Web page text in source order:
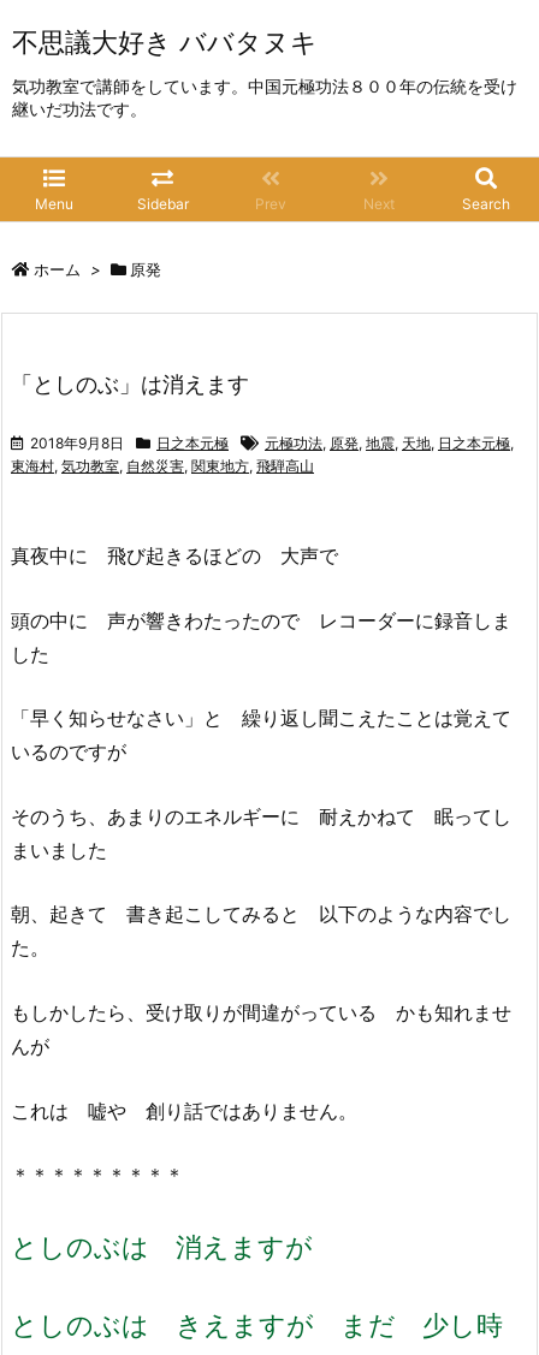
不思議大好き ババタヌキ
気功教室で講師をしています。中国元極功法８００年の伝統を受け
継いだ功法です。
Menu Sidebar Prev Next Search
ホーム > 原発
「としのぶ」は消えます
2018年9月8日 日之本元極 元極功法, 原発, 地震, 天地, 日之本元極,
東海村, 気功教室, 自然災害, 関東地方, 飛騨高山
真夜中に 飛び起きるほどの 大声で
頭の中に 声が響きわたったので レコーダーに録音しま
した
「早く知らせなさい」と 繰り返し聞こえたことは覚えて
いるのですが
そのうち、あまりのエネルギーに 耐えかねて 眠ってし
まいました
朝、起きて 書き起こしてみると 以下のような内容でし
た。
もしかしたら、受け取りが間違がっている かも知れませ
んが
これは 嘘や 創り話ではありません。
＊＊＊＊＊＊＊＊＊
としのぶは 消えますが
としのぶは きえますが
まだ 少し時